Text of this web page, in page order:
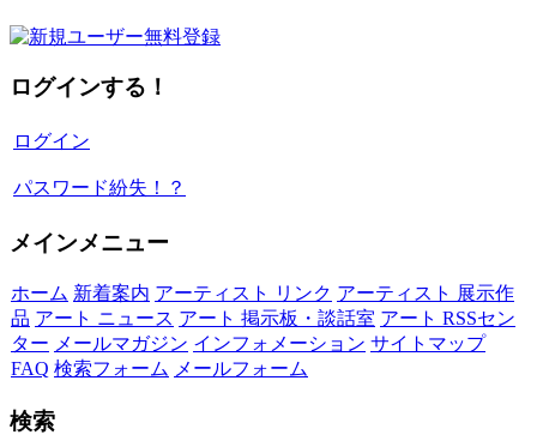
ログインする！
ログイン
パスワード紛失！？
メインメニュー
ホーム 新着案内 アーティスト リンク アーティスト 展示作
品 アート ニュース アート 掲示板・談話室 アート RSSセン
ター メールマガジン インフォメーション サイトマップ
FAQ 検索フォーム メールフォーム
検索